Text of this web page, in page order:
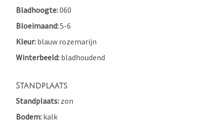
Bladhoogte 060
Bloeimaand 5-6
Kleur blauw rozemarijn
Winterbeeld bladhoudend
Standplaats
Standplaats zon
Bodem kalk